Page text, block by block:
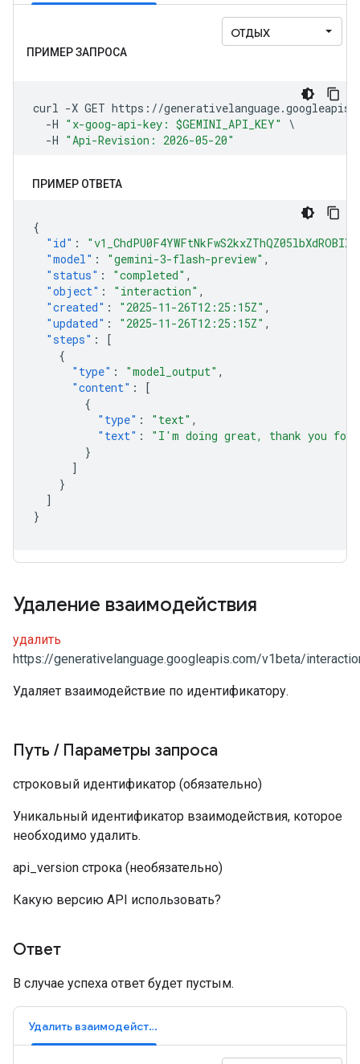
ПРИМЕР ОТВЕТА
{
"id" :
"model" : "gemini-3-flash-preview" ,
"status" : "completed" ,
"object" : "interaction" ,
"created" : "2025-11-26T12:25:15Z" ,
"updated" : "2025-11-26T12:25:15Z" ,
"steps" :
[
{
"type" : "model_output" ,
"content" :
[
{
"type" : "text" ,
"text" :
"I'm doing great, thank you for
}
]
}
]
}
Удаление взаимодействия
удалить
https://generativelanguage.googleapis.com/v1beta/
Удаляет взаимодействие по идентификатору.
Путь /Параметры запроса
строковый идентификатор (обязательно)
Уникальный идентификатор взаимодействия, которое
необходимо удалить.
api_version строка (необязательно)
Какую версию API использовать?
Ответ
В случае успеха ответ будет пустым.
Удалить взаимодействие